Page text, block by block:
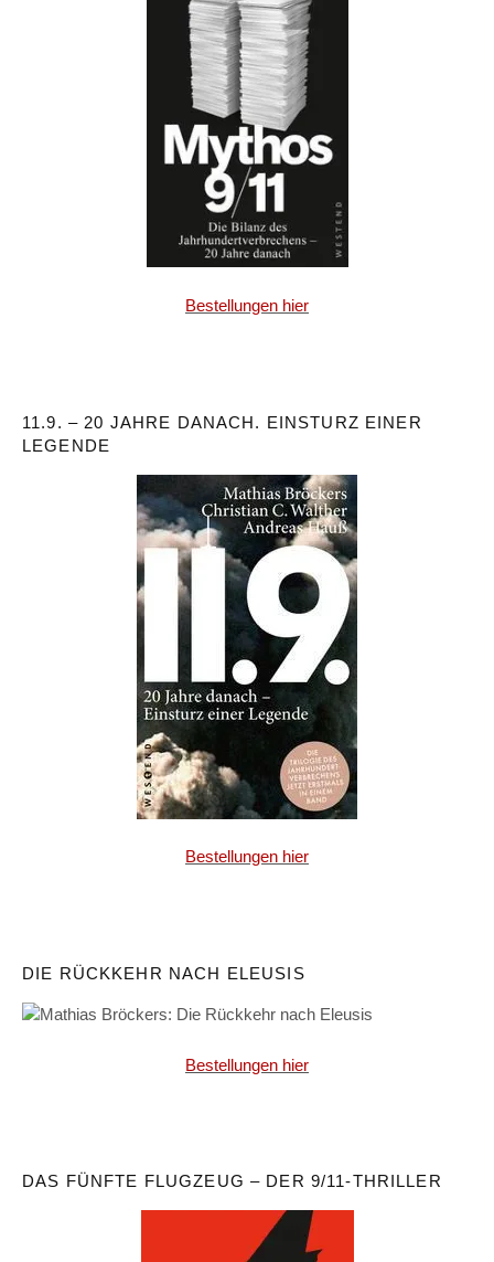
Bestellungen hier
11.9. – 20 JAHRE DANACH. EINSTURZ EINER
LEGENDE
Bestellungen hier
DIE RÜCKKEHR NACH ELEUSIS
Bestellungen hier
DAS FÜNFTE FLUGZEUG – DER 9/11-THRILLER